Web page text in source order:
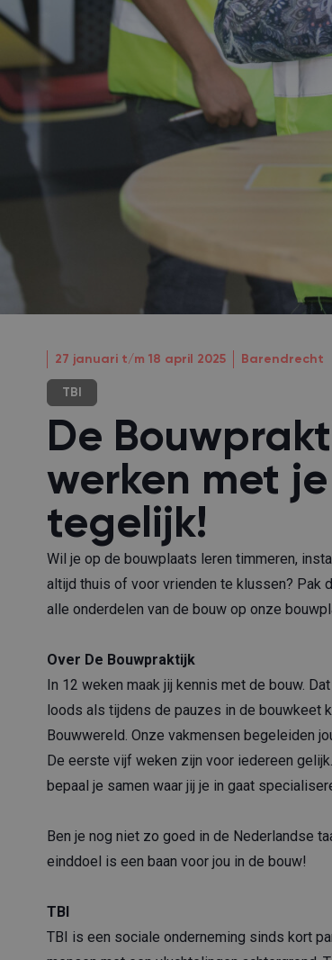
27 januari t/m 18 april 2025 Barendrecht
TBI
De
werken met
tegelijk!
Wil je op de bouwplaats leren timmeren,
altijd thuis of voor vrienden te klussen? Pak
alle onderdelen van de bouw op onze
Over De Bouwpraktijk
In 12 weken maak jij kennis met de bouw.
loods als tijdens de pauzes in de bouwkeet
Bouwwereld. Onze vakmensen begeleiden
De eerste vijf weken zijn voor iedereen
bepaal je samen waar jij je in gaat
Ben je nog niet zo goed in de Nederlandse
einddoel is een baan voor jou in de bouw!
TBI
TBI is een sociale onderneming sinds kort